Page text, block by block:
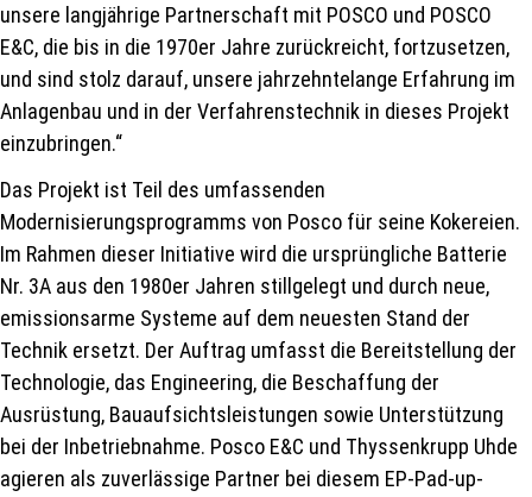
unsere langjährige Partnerschaft mit POSCO und POSCO
E&C, die bis in die 1970er Jahre zurückreicht, fortzusetzen,
und sind stolz darauf, unsere jahrzehntelange Erfahrung im
Anlagenbau und in der Verfahrenstechnik in dieses Projekt
einzubringen.“
Das Projekt ist Teil des umfassenden
Modernisierungsprogramms von Posco für seine Kokereien.
Im Rahmen dieser Initiative wird die ursprüngliche Batterie
Nr. 3A aus den 1980er Jahren stillgelegt und durch neue,
emissionsarme Systeme auf dem neuesten Stand der
Technik ersetzt. Der Auftrag umfasst die Bereitstellung der
Technologie, das Engineering, die Beschaffung der
Ausrüstung, Bauaufsichtsleistungen sowie Unterstützung
bei der Inbetriebnahme. Posco E&C und Thyssenkrupp Uhde
agieren als zuverlässige Partner bei diesem EP-Pad-up-